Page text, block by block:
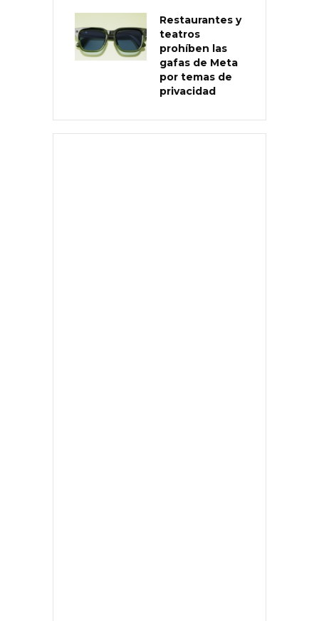
Restaurantes y
teatros
prohíben las
gafas de Meta
por temas de
privacidad